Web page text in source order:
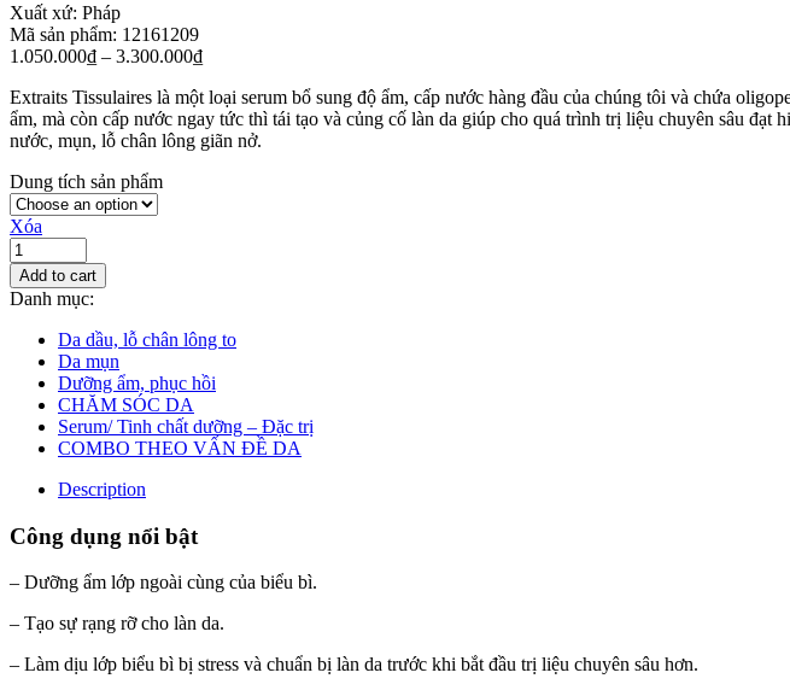
Xuất xứ: Pháp
Mã sản phẩm: 12161209
1.050.000₫ – 3.300.000₫
Extraits Tissulaires là một loại serum bổ sung độ ẩm, cấp nước hàng đầu của chúng tôi và chứa
ẩm, mà còn cấp nước ngay tức thì tái tạo và củng cố làn da giúp cho quá trình trị liệu chuyên sâu
nước, mụn, lỗ chân lông giãn nở.
Dung tích sản phẩm
Xóa
Add to cart
Danh mục:
Da dầu, lỗ chân lông to
Da mụn
Dưỡng ẩm, phục hồi
CHĂM SÓC DA
Serum/ Tinh chất dưỡng – Đặc trị
COMBO THEO VẤN ĐỀ DA
Description
Công dụng nổi bật
– Dưỡng ẩm lớp ngoài cùng của biểu bì.
– Tạo sự rạng rỡ cho làn da.
– Làm dịu lớp biểu bì bị stress và chuẩn bị làn da trước khi bắt đầu trị liệu chuyên sâu hơn.